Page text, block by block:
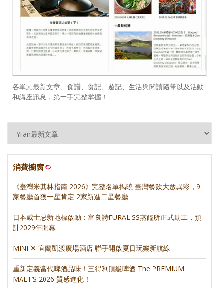
各單元最新文章、食譜、食記、遊記、生活與閱讀隨筆以及活動
和講座訊息，第一手完整掌握！
消費櫥窗
《臺灣米其林指南 2026》完整名單揭曉 臺灣餐飲大放異彩，9
家餐廳首獲一星肯定 2家新進二星餐廳
日本威士忌新地標啟動：富良詩FURALISS蒸餾所正式動工，預
計2029年開幕
MINI ✕ 宜蘭凱渡廣場酒店 聯手開啟夏日玩樂新航線
重新定義當代啤酒品味！三得利頂級啤酒 The PREMIUM
MALT’S 2026 質感進化！